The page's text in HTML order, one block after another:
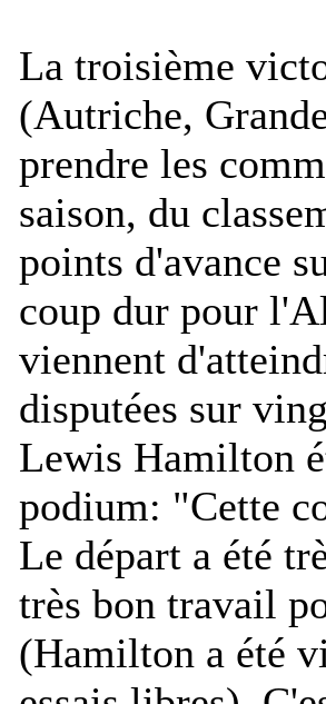
La troisième
(Autriche,
prendre les
saison, du
points d'avance
coup dur pour
viennent
disputées sur
Lewis Hamilton
podium: "Cette
Le départ a été
très bon travail
(Hamilton a été